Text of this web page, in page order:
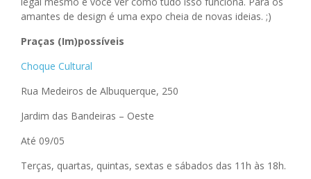
amantes de design é uma expo cheia de novas ideias. ;)
Praças (Im)possíveis
Choque Cultural
Rua Medeiros de Albuquerque, 250
Jardim das Bandeiras – Oeste
Até 09/05
Terças, quartas, quintas, sextas e sábados das 11h às 18h.